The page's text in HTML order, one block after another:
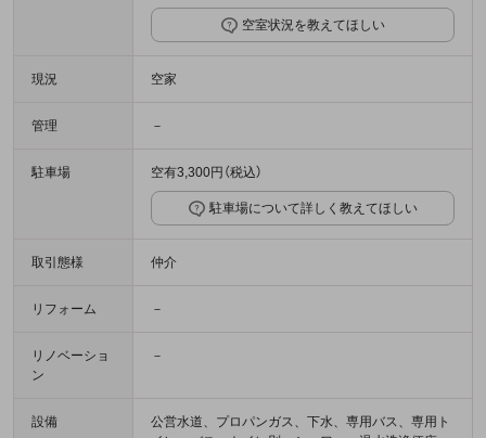
空室状況を教えてほしい
現況 空家
管理 －
駐車場 空有3,300円（税込）
駐車場について詳しく教えてほしい
取引態様 仲介
リフォーム －
リノベーショ
ン
－
設備
公営水道、プロパンガス、下水、専用バス、専用ト